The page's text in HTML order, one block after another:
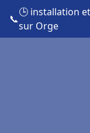
📞
🕒 installation
sur Orge